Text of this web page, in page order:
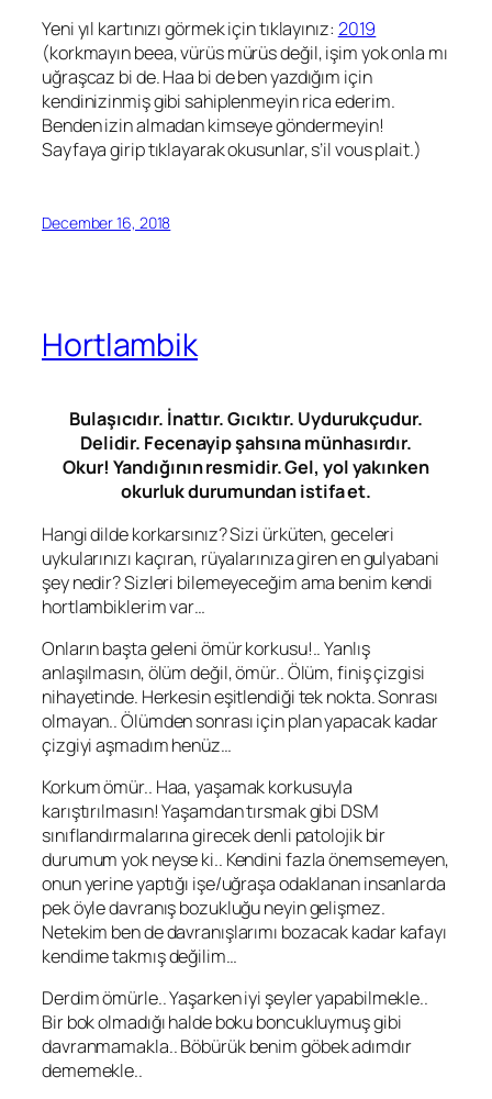
Yeni yıl kartınızı görmek için tıklayınız: 2019
(korkmayın beea, vürüs mürüs değil, işim yok onla mı
uğraşcaz bi de. Haa bi de ben yazdığım için
kendinizinmiş gibi sahiplenmeyin rica ederim.
Benden izin almadan kimseye göndermeyin!
Sayfaya girip tıklayarak okusunlar, s’il vous plait.)
December 16, 2018
Hortlambik
Bulaşıcıdır. İnattır. Gıcıktır. Uydurukçudur.
Delidir. Fecenayip şahsına münhasırdır.
Okur! Yandığının resmidir. Gel, yol yakınken
okurluk durumundan istifa et.
Hangi dilde korkarsınız? Sizi ürküten, geceleri
uykularınızı kaçıran, rüyalarınıza giren en gulyabani
şey nedir? Sizleri bilemeyeceğim ama benim kendi
hortlambiklerim var…
Onların başta geleni ömür korkusu!.. Yanlış
anlaşılmasın, ölüm değil, ömür.. Ölüm, finiş çizgisi
nihayetinde. Herkesin eşitlendiği tek nokta. Sonrası
olmayan.. Ölümden sonrası için plan yapacak kadar
çizgiyi aşmadım henüz…
Korkum ömür.. Haa, yaşamak korkusuyla
karıştırılmasın! Yaşamdan tırsmak gibi DSM
sınıflandırmalarına girecek denli patolojik bir
durumum yok neyse ki.. Kendini fazla önemsemeyen,
onun yerine yaptığı işe/uğraşa odaklanan insanlarda
pek öyle davranış bozukluğu neyin gelişmez.
Netekim ben de davranışlarımı bozacak kadar kafayı
kendime takmış değilim…
Derdim ömürle.. Yaşarken iyi şeyler yapabilmekle..
Bir bok olmadığı halde boku boncukluymuş gibi
davranmamakla.. Böbürük benim göbek adımdır
dememekle..